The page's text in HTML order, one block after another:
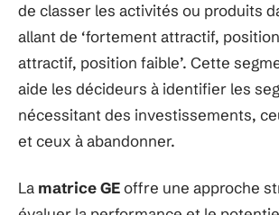
de classer les activités ou produits
allant de ‘fortement attractif, position
attractif, position faible’. Cette
aide les décideurs à identifier les
nécessitant des investissements,
et ceux à abandonner.
La matrice GEoffre une approche